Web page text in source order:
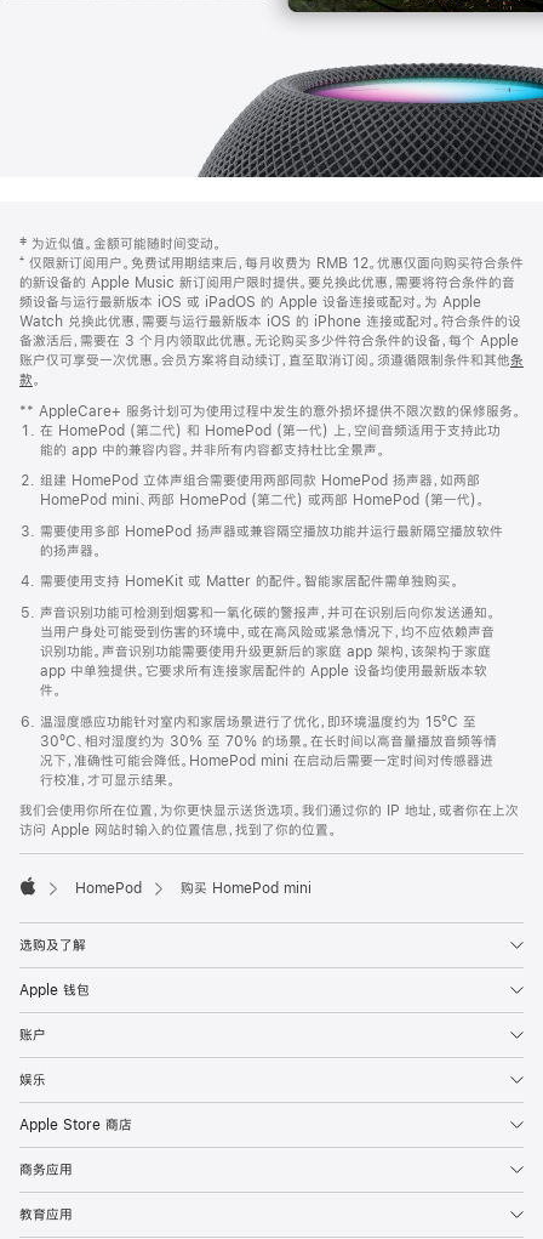
页
页
脚
注
‡ 为近似值。金额可能随时间变动。
⁺ 仅限新订阅用户。免费试用期结束后，每月收费为 RMB 12。优惠仅面向购买符合条件
的新设备的 Apple Music 新订阅用户限时提供。要兑换此优惠，需要将符合条件的音
频设备与运行最新版本 iOS 或 iPadOS 的 Apple 设备连接或配对。为 Apple
Watch 兑换此优惠，需要与运行最新版本 iOS 的 iPhone 连接或配对。符合条件的设
备激活后，需要在 3 个月内领取此优惠。无论购买多少件符合条件的设备，每个 Apple
账户仅可享受一次优惠。会员方案将自动续订，直至取消订阅。须遵循限制条件和其他条
款。
窗
口
中
打
开)
** AppleCare+ 服务计划可为使用过程中发生的意外损坏提供不限次数的保修服务。
在 HomePod (第二代) 和 HomePod (第一代) 上，空间音频适用于支持此功
能的 app 中的兼容内容。并非所有内容都支持杜比全景声。
组建 HomePod 立体声组合需要使用两部同款 HomePod 扬声器，如两部
HomePod mini、两部 HomePod (第二代) 或两部 HomePod (第一代)。
需要使用多部 HomePod 扬声器或兼容隔空播放功能并运行最新隔空播放软件
的扬声器。
需要使用支持 HomeKit 或 Matter 的配件。智能家居配件需单独购买。
声音识别功能可检测到烟雾和一氧化碳的警报声，并可在识别后向你发送通知。
当用户身处可能受到伤害的环境中，或在高风险或紧急情况下，均不应依赖声音
识别功能。声音识别功能需要使用升级更新后的家庭 app 架构，该架构于家庭
app 中单独提供。它要求所有连接家居配件的 Apple 设备均使用最新版本软
件。
温湿度感应功能针对室内和家居场景进行了优化，即环境温度约为 15ºC 至
30ºC、相对湿度约为 30% 至 70% 的场景。在长时间以高音量播放音频等情
况下，准确性可能会降低。HomePod mini 在启动后需要一定时间对传感器进
行校准，才可显示结果。
我们会使用你所在位置，为你更快显示送货选项。我们通过你的 IP 地址，或者你在上次
访问 Apple 网站时输入的位置信息，找到了你的位置。
HomePod 购买 HomePod mini
选购及了解
Apple 钱包
账户
娱乐
Apple Store 商店
商务应用
教育应用